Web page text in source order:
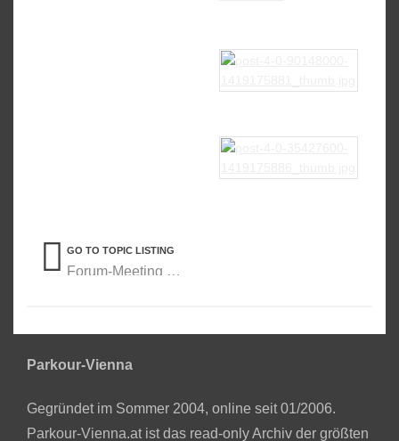
GO TO TOPIC LISTING
Forum-Meeting Diskussion
Parkour-Vienna
Gegründet im Sommer 2004, online seit 01/2006.
Parkour-Vienna.at ist das read-only Archiv der größten